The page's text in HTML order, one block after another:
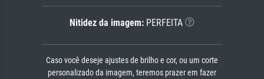
Nitidez da imagem: PERFEITA
Caso você deseje ajustes de brilho e cor, ou um corte
personalizado da imagem, teremos prazer em fazer